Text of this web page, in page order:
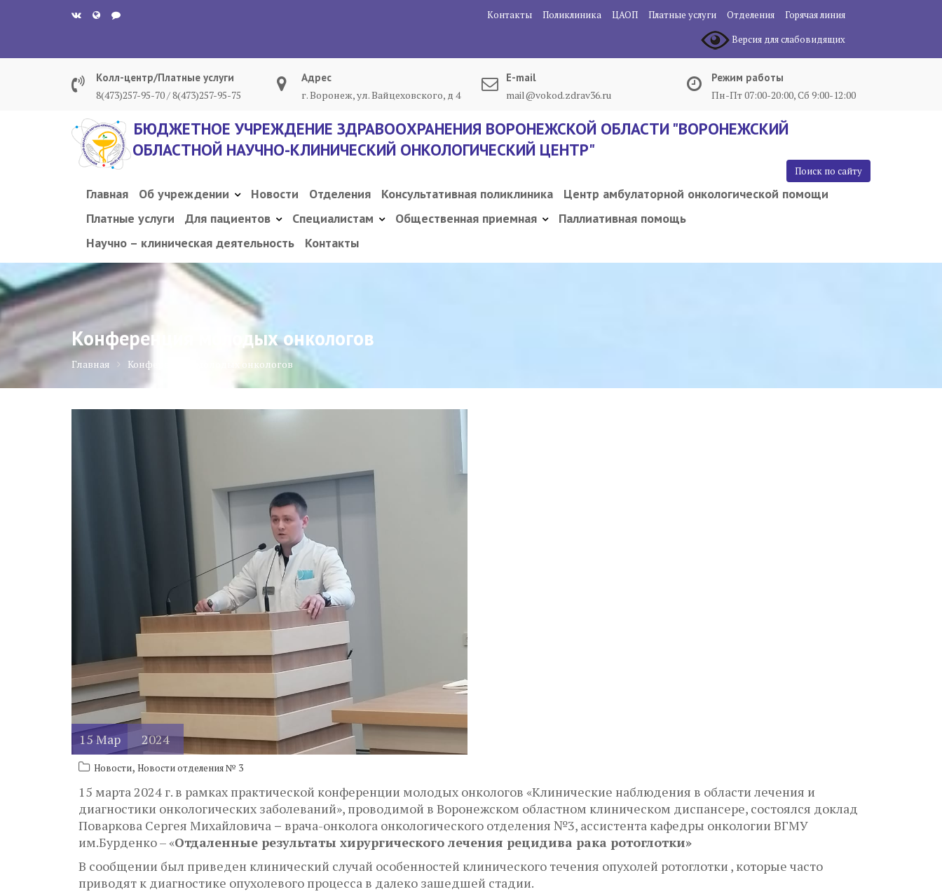
Контакты Поликлиника ЦАОП Платные услуги Отделения
Горячая линия
Версия для слабовидящих
Колл-центр/Платные услуги
8(473)257-95-70 / 8(473)257-95-75
Адрес
г. Воронеж, ул. Вайцеховского, д 4
E-mail
mail@vokod.zdrav36.ru
Режим работы
Пн-Пт 07:00-20:00, Сб 9:00-12:00
БЮДЖЕТНОЕ УЧРЕЖДЕНИЕ ЗДРАВООХРАНЕНИЯ ВОРОНЕЖСКОЙ ОБЛАСТИ "ВОРОНЕЖСКИЙ
ОБЛАСТНОЙ НАУЧНО-КЛИНИЧЕСКИЙ ОНКОЛОГИЧЕСКИЙ ЦЕНТР"
Поиск по сайту
Главная Об учреждении Новости Отделения Консультативная поликлиника
Центр амбулаторной онкологической помощи
Платные услуги
Для пациентов Специалистам Общественная приемная
Паллиативная помощь
Научно – клиническая деятельность
Контакты
Конференция молодых онкологов
Главная Конференция молодых онкологов
15 Мар 2024
Новости, Новости отделения № 3
15 марта 2024 г. в рамках практической конференции молодых онкологов «Клинические наблюдения в области лечения и
диагностики онкологических заболеваний», проводимой в Воронежском областном клиническом диспансере, состоялся доклад
Поваркова Сергея Михайловича – врача-онколога онкологического отделения №3, ассистента кафедры онкологии ВГМУ
им.Бурденко – «Отдаленные результаты хирургического лечения рецидива рака ротоглотки»
В сообщении был приведен клинический случай особенностей клинического течения опухолей ротоглотки , которые часто
приводят к диагностике опухолевого процесса в далеко зашедшей стадии.